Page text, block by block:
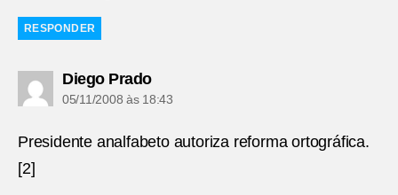
RESPONDER
Diego Pradodiz:
05/11/2008 às 18:43
Presidente analfabeto autoriza reforma ortográfica.
[2]